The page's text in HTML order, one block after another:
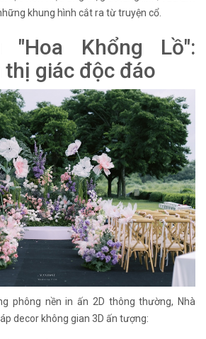
khung hình cắt ra từ truyện cổ.
"Hoa Khổng Lồ":
giác độc đáo
phông nền in ấn 2D thông thường, Nhà
decor không gian 3D ấn tượng: